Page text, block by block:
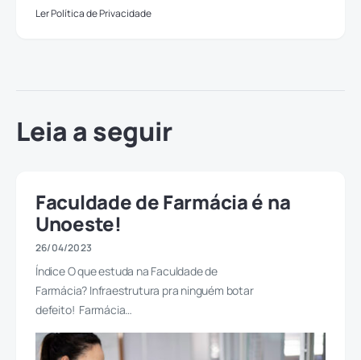
Ler Política de Privacidade
Leia a seguir
Faculdade de Farmácia é na
Unoeste!
26/04/2023
Índice O que estuda na Faculdade de
Farmácia? Infraestrutura pra ninguém botar
defeito! Farmácia…